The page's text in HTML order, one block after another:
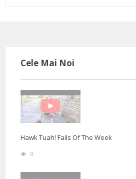
Cele Mai Noi
Hawk Tuah! Fails Of The Week
0